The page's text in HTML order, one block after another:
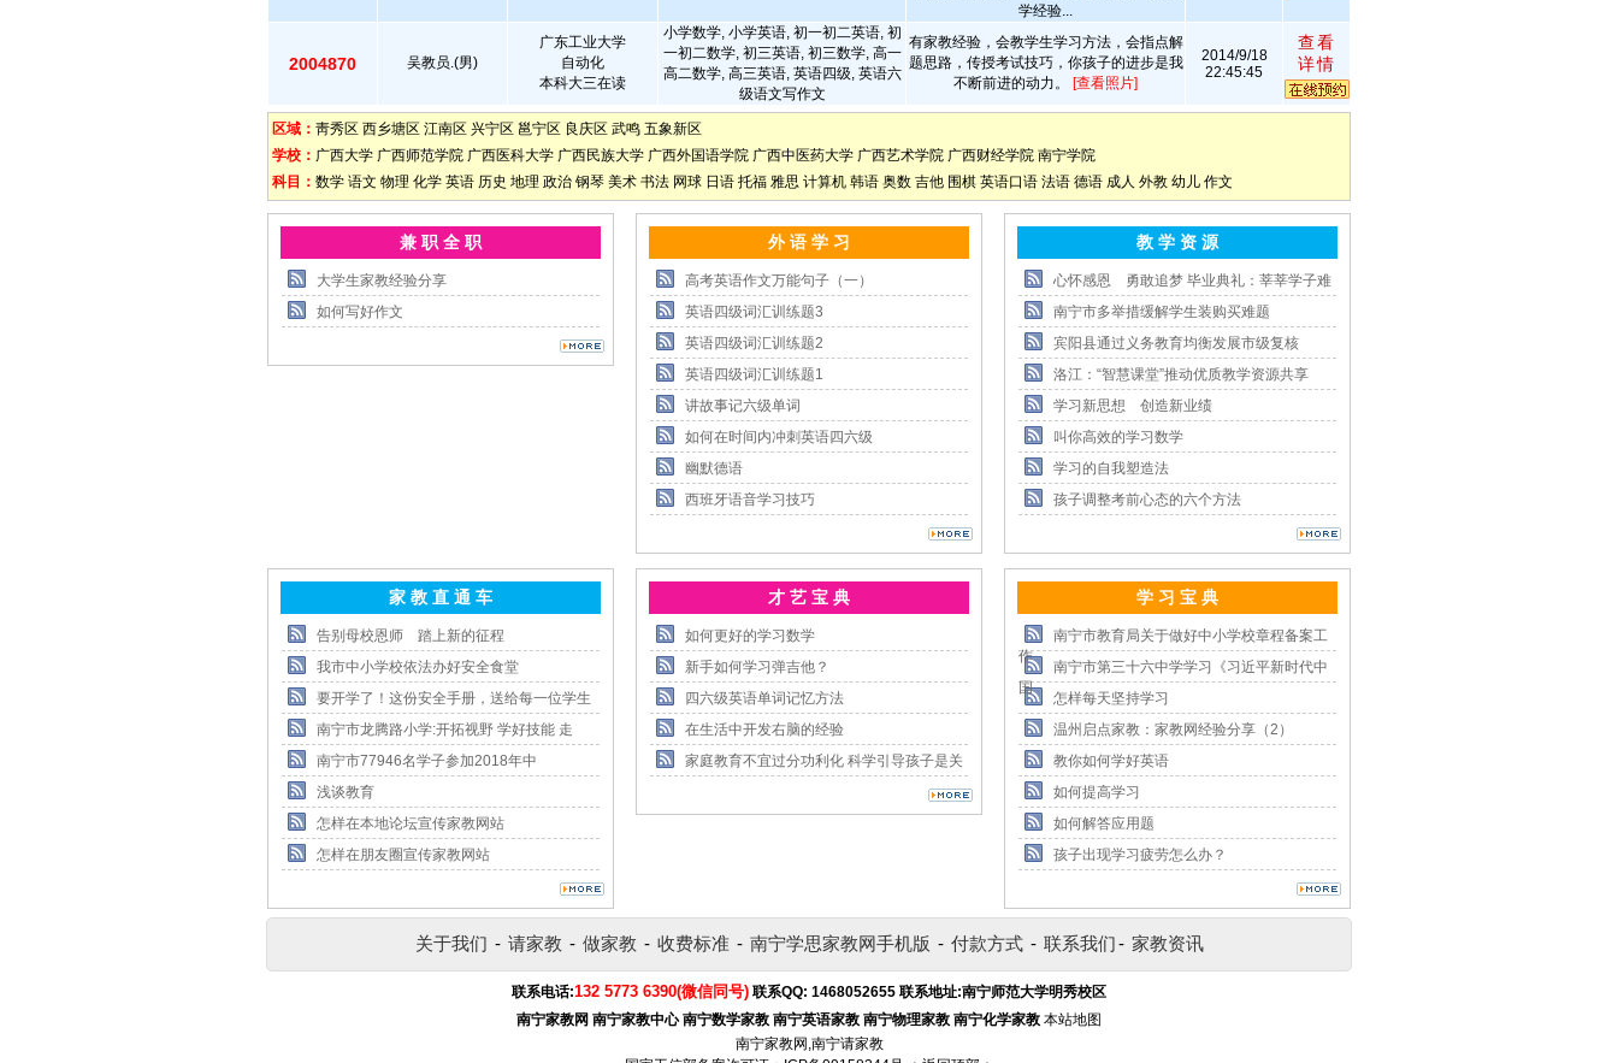
学经验...
2004870 吴教员.(男)
广东工业大学
自动化
本科大三在读
小学数学, 小学英语, 初一初二英语, 初
一初二数学, 初三英语, 初三数学, 高一
高二数学, 高三英语, 英语四级, 英语六
级语文写作文
有家教经验，会教学生学习方法，会指点解
题思路，传授考试技巧，你孩子的进步是我
不断前进的动力。 [查看照片]
2014/9/18
22:45:45
查看
详情
区域： 靑秀区 西乡塘区 江南区 兴宁区 邕宁区 良庆区 武鸣 五象新区
学校： 广西大学 广西师范学院 广西医科大学 广西民族大学 广西外国语学院 广西中医药大学 广西艺术学院 广西财经学院 南宁学院
科目： 数学 语文 物理 化学 英语 历史 地理 政治 钢琴 美术 书法 网球 日语 托福 雅思 计算机 韩语 奥数 吉他 围棋 英语口语 法语 德语 成人 外教 幼儿 作文
兼 职 全 职
大学生家教经验分享
如何写好作文
外 语 学 习
高考英语作文万能句子（一）
英语四级词汇训练题3
英语四级词汇训练题2
英语四级词汇训练题1
讲故事记六级单词
如何在时间内冲刺英语四六级
幽默德语
西班牙语音学习技巧
教 学 资 源
心怀感恩 勇敢追梦 毕业典礼：莘莘学子难
南宁市多举措缓解学生装购买难题
宾阳县通过义务教育均衡发展市级复核
洛江：“智慧课堂”推动优质教学资源共享
学习新思想 创造新业绩
叫你高效的学习数学
学习的自我塑造法
孩子调整考前心态的六个方法
家 教 直 通 车
告别母校恩师 踏上新的征程
我市中小学校依法办好安全食堂
要开学了！这份安全手册，送给每一位学生
南宁市龙腾路小学:开拓视野 学好技能 走
南宁市77946名学子参加2018年中
浅谈教育
怎样在本地论坛宣传家教网站
怎样在朋友圈宣传家教网站
才 艺 宝 典
如何更好的学习数学
新手如何学习弹吉他？
四六级英语单词记忆方法
在生活中开发右脑的经验
家庭教育不宜过分功利化 科学引导孩子是关
学 习 宝 典
南宁市教育局关于做好中小学校章程备案工
作
南宁市第三十六中学学习《习近平新时代中
国
怎样每天坚持学习
温州启点家教：家教网经验分享（2）
教你如何学好英语
如何提高学习
如何解答应用题
孩子出现学习疲劳怎么办？
关于我们 - 请家教 - 做家教 - 收费标准 - 南宁学思家教网手机版 - 付款方式 - 联系我们- 家教资讯
联系电话:132 5773 6390(微信同号) 联系QQ: 1468052655 联系地址:南宁师范大学明秀校区
南宁家教网 南宁家教中心 南宁数学家教 南宁英语家教 南宁物理家教 南宁化学家教 本站地图
南宁家教网,南宁请家教